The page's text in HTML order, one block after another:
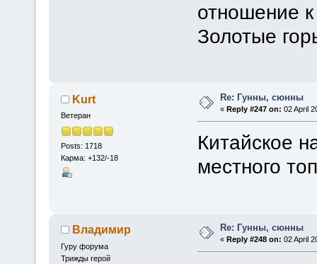
отношение
Золотые
Kurt
Ветеран
Posts: 1718
Карма: +132/-18
Re: Гунны, сюнны
«Reply #247 on: 02 April
Китайское
местного
Владимир
Гуру форума
Трижды герой
Re: Гунны, сюнны
« Reply #248 on: 02 April